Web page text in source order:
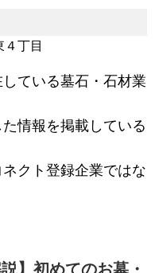
丁目
ている墓石・石材業
情報を掲載している
クト登録企業ではな
】初めてのお墓・